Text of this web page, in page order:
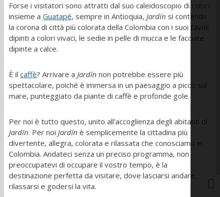
Forse i visitatori sono attratti dal suo caleidoscopio di colori:
insieme a Guatapé, sempre in Antioquia, Jardín si contende
la corona di città più colorata della Colombia con i suoi tavoli
dipinti a colori vivaci, le sedie in pelle di mucca e le facciate
dipinte a calce.
È il caffè? Arrivare a Jardín non potrebbe essere più
spettacolare, poiché è immersa in un paesaggio a picco sul
mare, punteggiato da piante di caffè e profonde gole.
Per noi è tutto questo, unito all’accoglienza degli abitanti di
Jardín. Per noi Jardín è semplicemente la cittadina più
divertente, allegra, colorata e rilassata che conosciamo in
Colombia. Andateci senza un preciso programma, non
preoccupatevi di occupare il vostro tempo, è la
destinazione perfetta da visitare, dove lasciarsi andare,
rilassarsi e godersi la vita.